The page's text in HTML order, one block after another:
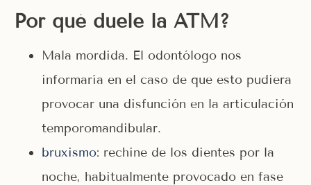
Por qué duele la ATM?
Mala mordida. El odontólogo nos
informaría en el caso de que esto pudiera
provocar una disfunción en la articulación
temporomandibular.
bruxismo: rechine de los dientes por la
noche, habitualmente provocado en fase